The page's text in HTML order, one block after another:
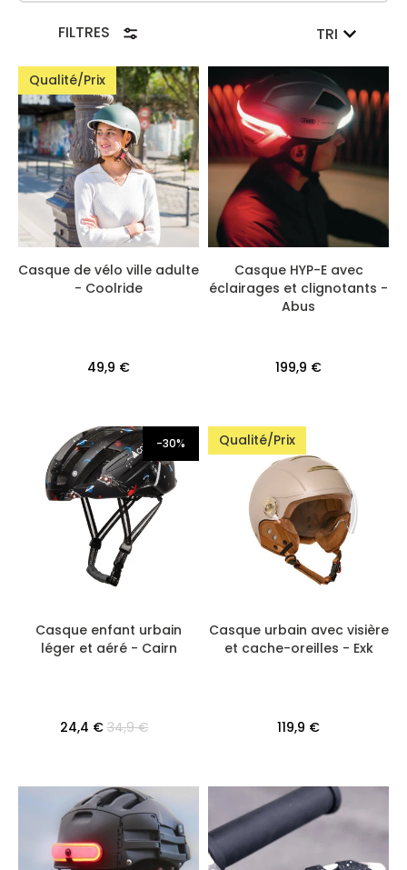
Disponibles en ligne ou dans notre magasin pour avoir
plus de conseils ! Ajustement efficace avec molette,
ventilations, et sangle fidlock. Casque haut de gamme
mais aussi casque pas cher, avec un très bon rapport
qualité prix, pour toutes les bourses !
FILTRES TRI
Qualité/Prix
Casque de vélo ville adulte
- Coolride
49,9 €
Casque HYP-E avec
éclairages et clignotants -
Abus
199,9 €
-30%
Casque enfant urbain
léger et aéré - Cairn
24,4 € 34,9 €
Qualité/Prix
Casque urbain avec visière
et cache-oreilles - Exk
119,9 €